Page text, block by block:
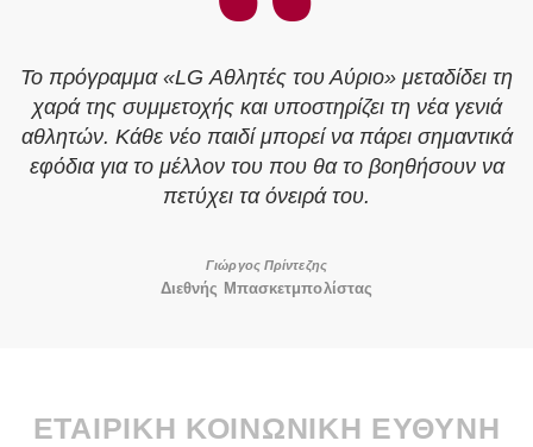
To πρόγραμμα «LG Αθλητές του Αύριο» μεταδίδει τη
χαρά της συμμετοχής και υποστηρίζει τη νέα γενιά
αθλητών. Κάθε νέο παιδί μπορεί να πάρει σημαντικά
εφόδια για το μέλλον του που θα το βοηθήσουν να
πετύχει τα όνειρά του.
Γιώργος Πρίντεζης
Διεθνής Μπασκετμπολίστας
ΕΤΑΙΡΙΚΗ ΚΟΙΝΩΝΙΚΗ ΕΥΘΥΝΗ